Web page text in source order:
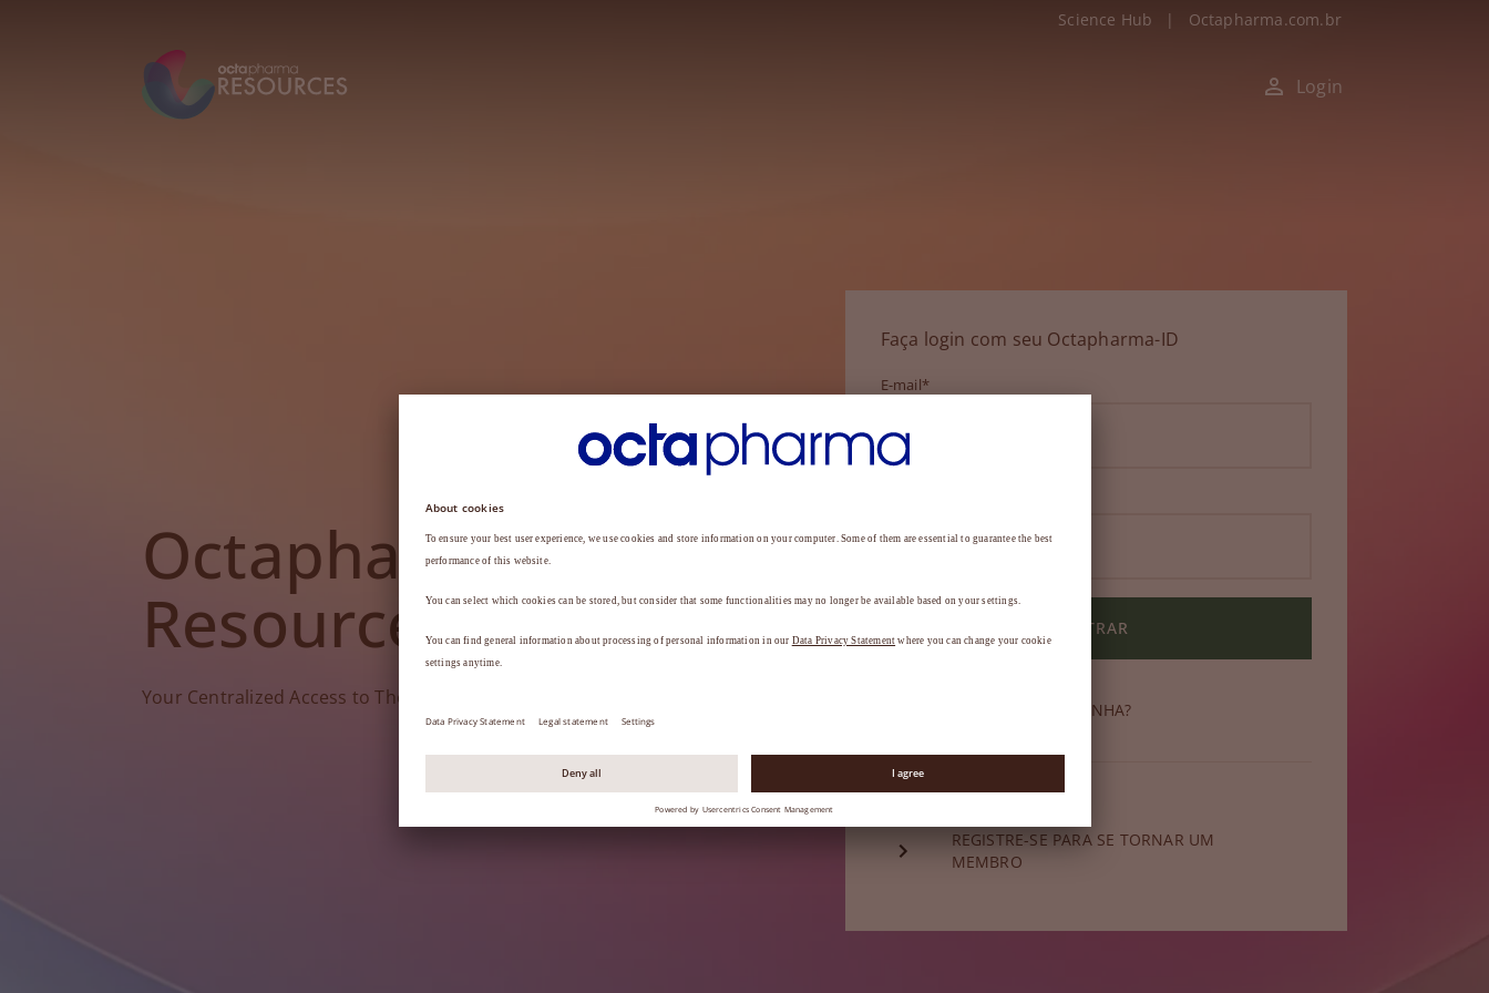
Science Hub | Octapharma.com.br
Login
Octapharma
Resources
Your Centralized Access to Therapy Tools.
Faça login com seu Octapharma-ID
E-mail*
ENTRAR
ESQUECEU SUA SENHA?
Ainda não é membro?
REGISTRE-SE PARA SE TORNAR UM
MEMBRO